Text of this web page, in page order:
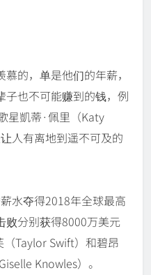
的，单是他们的年薪，
子也不可能赚到的钱，例
星凱蒂·佩里（Katy
人有离地到遥不可及的
水夺得2018年全球最高
败分别获得8000万美元
Taylor Swift）和碧昂
Knowles）。